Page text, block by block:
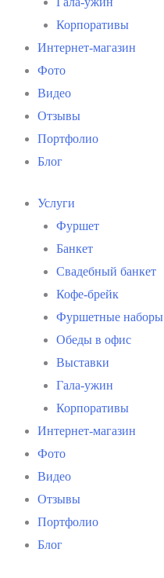
Корпоративы
Интернет-магазин
Фото
Видео
Отзывы
Портфолио
Блог
Услуги
Фуршет
Банкет
Свадебный банкет
Кофе-брейк
Фуршетные наборы
Обеды в офис
Выставки
Гала-ужин
Корпоративы
Интернет-магазин
Фото
Видео
Отзывы
Портфолио
Блог